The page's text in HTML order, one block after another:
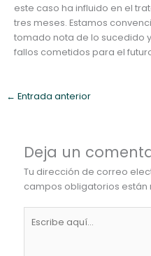
este caso ha influido en el
tres meses. Estamos
tomado nota de lo sucedido
fallos cometidos para el
← Entrada anterior
Deja un
Tu dirección de correo
campos obligatorios están
aquí...